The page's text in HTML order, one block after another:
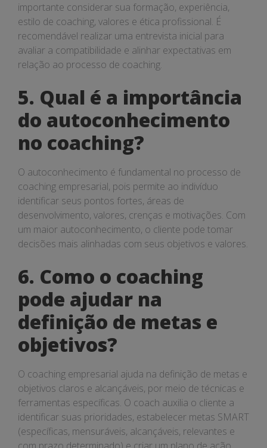
importante considerar sua formação, experiência,
estilo de coaching, valores e ética profissional. É
recomendável realizar uma entrevista inicial para
avaliar a compatibilidade e alinhar expectativas em
relação ao processo de coaching.
5. Qual é a importância
do autoconhecimento
no coaching?
O autoconhecimento é fundamental no processo de
coaching empresarial, pois permite ao indivíduo
identificar seus pontos fortes, áreas de
desenvolvimento, valores, crenças e motivações. Com
um maior autoconhecimento, o cliente pode tomar
decisões mais alinhadas com seus objetivos e valores.
6. Como o coaching
pode ajudar na
definição de metas e
objetivos?
O coaching empresarial ajuda na definição de metas e
objetivos claros e alcançáveis, por meio de técnicas e
ferramentas específicas. O coach auxilia o cliente a
identificar suas prioridades, estabelecer metas SMART
(específicas, mensuráveis, alcançáveis, relevantes e